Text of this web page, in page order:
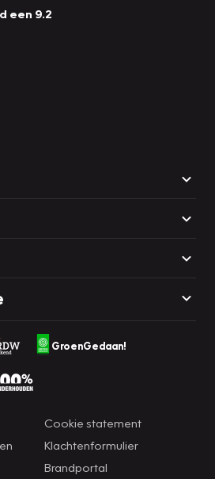
een 9.2
GroenGedaan!
Cookie statement
Klachtenformulier
Brandportal